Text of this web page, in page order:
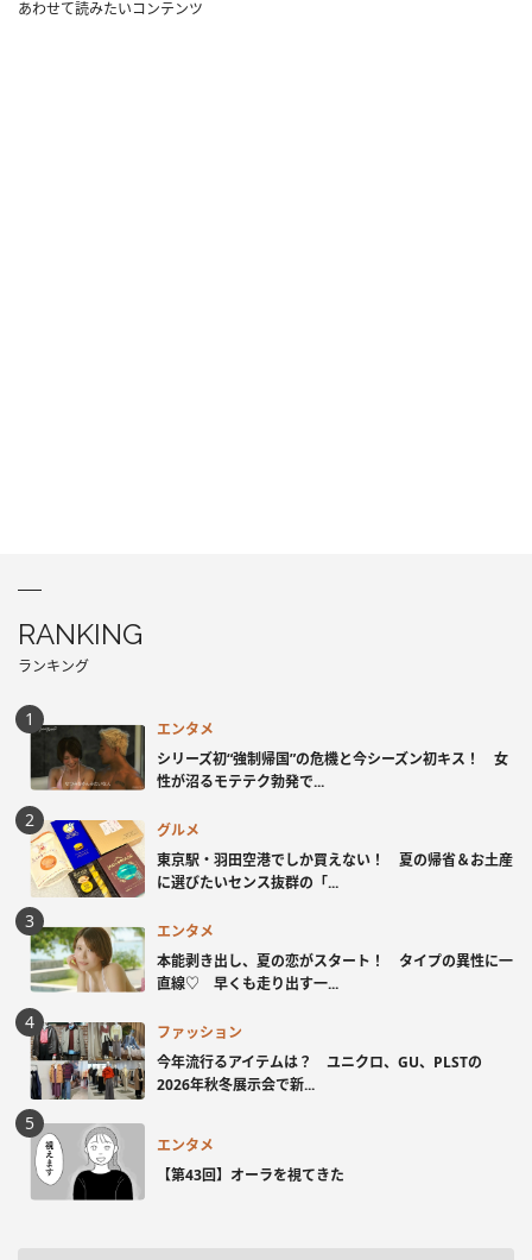
あわせて読みたいコンテンツ
RANKING
ランキング
エンタメ
シリーズ初“強制帰国”の危機と今シーズン初キス！ 女
性が沼るモテテク勃発で...
グルメ
東京駅・羽田空港でしか買えない！ 夏の帰省＆お土産
に選びたいセンス抜群の「...
エンタメ
本能剥き出し、夏の恋がスタート！ タイプの異性に一
直線♡ 早くも走り出す一...
ファッション
今年流行るアイテムは？ ユニクロ、GU、PLSTの
2026年秋冬展示会で新...
エンタメ
【第43回】オーラを視てきた